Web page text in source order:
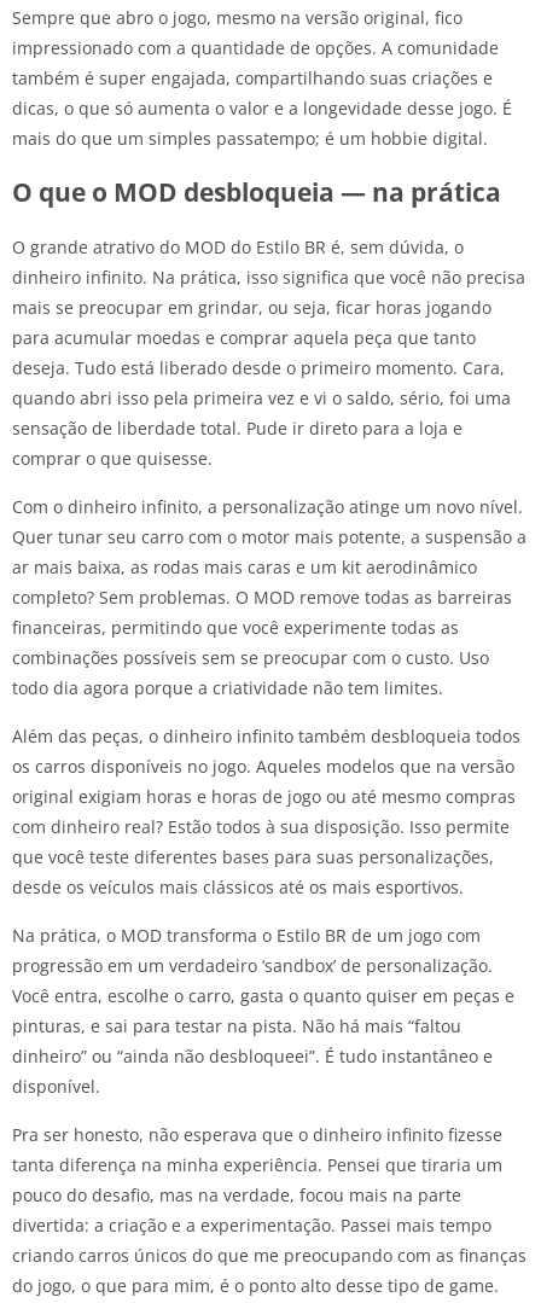
Sempre que abro o jogo, mesmo na versão original, fico
impressionado com a quantidade de opções. A comunidade
também é super engajada, compartilhando suas criações e
dicas, o que só aumenta o valor e a longevidade desse jogo. É
mais do que um simples passatempo; é um hobbie digital.
O que o MOD desbloqueia — na prática
O grande atrativo do MOD do Estilo BR é, sem dúvida, o
dinheiro infinito. Na prática, isso significa que você não precisa
mais se preocupar em grindar, ou seja, ficar horas jogando
para acumular moedas e comprar aquela peça que tanto
deseja. Tudo está liberado desde o primeiro momento. Cara,
quando abri isso pela primeira vez e vi o saldo, sério, foi uma
sensação de liberdade total. Pude ir direto para a loja e
comprar o que quisesse.
Com o dinheiro infinito, a personalização atinge um novo nível.
Quer tunar seu carro com o motor mais potente, a suspensão a
ar mais baixa, as rodas mais caras e um kit aerodinâmico
completo? Sem problemas. O MOD remove todas as barreiras
financeiras, permitindo que você experimente todas as
combinações possíveis sem se preocupar com o custo. Uso
todo dia agora porque a criatividade não tem limites.
Além das peças, o dinheiro infinito também desbloqueia todos
os carros disponíveis no jogo. Aqueles modelos que na versão
original exigiam horas e horas de jogo ou até mesmo compras
com dinheiro real? Estão todos à sua disposição. Isso permite
que você teste diferentes bases para suas personalizações,
desde os veículos mais clássicos até os mais esportivos.
Na prática, o MOD transforma o Estilo BR de um jogo com
progressão em um verdadeiro ‘sandbox’ de personalização.
Você entra, escolhe o carro, gasta o quanto quiser em peças e
pinturas, e sai para testar na pista. Não há mais “faltou
dinheiro” ou “ainda não desbloqueei”. É tudo instantâneo e
disponível.
Pra ser honesto, não esperava que o dinheiro infinito fizesse
tanta diferença na minha experiência. Pensei que tiraria um
pouco do desafio, mas na verdade, focou mais na parte
divertida: a criação e a experimentação. Passei mais tempo
criando carros únicos do que me preocupando com as finanças
do jogo, o que para mim, é o ponto alto desse tipo de game.